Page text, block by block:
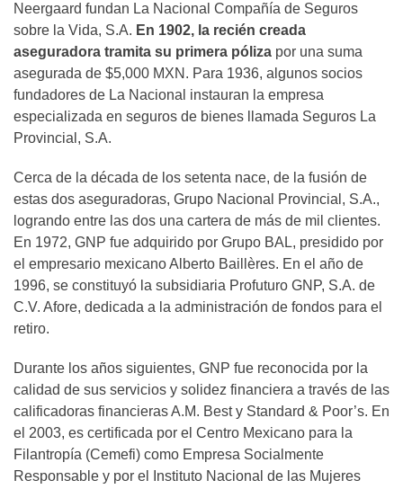
Neergaard fundan La Nacional Compañía de Seguros
sobre la Vida, S.A. En 1902, la recién creada
aseguradora tramita su primera póliza por una suma
asegurada de $5,000 MXN. Para 1936, algunos socios
fundadores de La Nacional instauran la empresa
especializada en seguros de bienes llamada Seguros La
Provincial, S.A.
Cerca de la década de los setenta nace, de la fusión de
estas dos aseguradoras, Grupo Nacional Provincial, S.A.,
logrando entre las dos una cartera de más de mil clientes.
En 1972, GNP fue adquirido por Grupo BAL, presidido por
el empresario mexicano Alberto Baillères. En el año de
1996, se constituyó la subsidiaria Profuturo GNP, S.A. de
C.V. Afore, dedicada a la administración de fondos para el
retiro.
Durante los años siguientes, GNP fue reconocida por la
calidad de sus servicios y solidez financiera a través de las
calificadoras financieras A.M. Best y Standard & Poor’s. En
el 2003, es certificada por el Centro Mexicano para la
Filantropía (Cemefi) como Empresa Socialmente
Responsable y por el Instituto Nacional de las Mujeres